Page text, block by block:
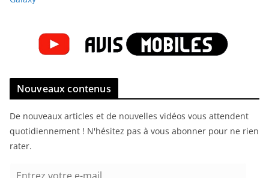
Nouveaux contenus
De nouveaux articles et de nouvelles vidéos vous attendent
quotidiennement ! N'hésitez pas à vous abonner pour ne rien
rater.